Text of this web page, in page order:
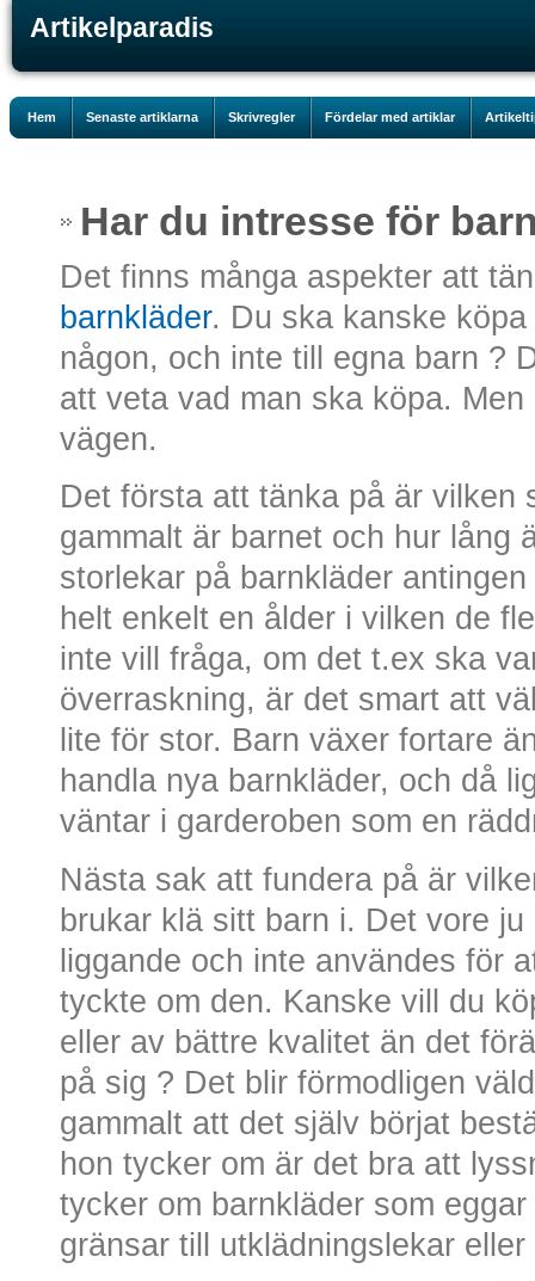
Artikelparadis
Hem Senaste artiklarna Skrivregler Fördelar med artiklar
Har du intresse för
Det finns många aspekter att
barnkläder. Du ska kanske
någon, och inte till egna barn ?
att veta vad man ska köpa.
vägen.
Det första att tänka på är vilken
gammalt är barnet och hur lång
storlekar på barnkläder
helt enkelt en ålder i vilken de
inte vill fråga, om det t.ex ska
överraskning, är det smart att
lite för stor. Barn växer fortare
handla nya barnkläder, och då
väntar i garderoben som en
Nästa sak att fundera på är
brukar klä sitt barn i. Det vore
liggande och inte användes för
tyckte om den. Kanske vill du
eller av bättre kvalitet än det
på sig ? Det blir förmodligen
gammalt att det själv börjat
hon tycker om är det bra att
tycker om barnkläder som
gränsar till utklädningslekar